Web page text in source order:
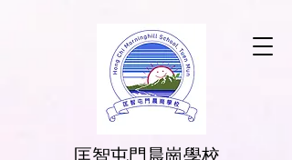
匡智屯門晨崗學校